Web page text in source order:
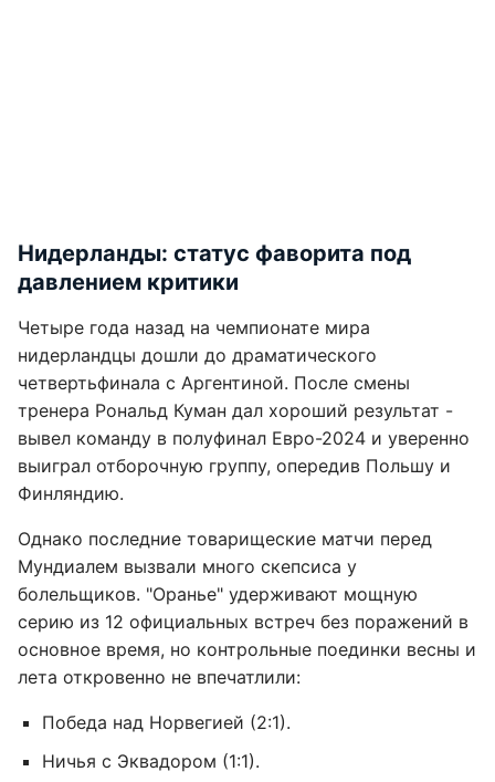
Нидерланды: статус фаворита под
давлением критики
Четыре года назад на чемпионате мира
нидерландцы дошли до драматического
четвертьфинала с Аргентиной. После смены
тренера Рональд Куман дал хороший результат -
вывел команду в полуфинал Евро-2024 и уверенно
выиграл отборочную группу, опередив Польшу и
Финляндию.
Однако последние товарищеские матчи перед
Мундиалем вызвали много скепсиса у
болельщиков. "Оранье" удерживают мощную
серию из 12 официальных встреч без поражений в
основное время, но контрольные поединки весны и
лета откровенно не впечатлили:
Победа над Норвегией (2:1).
Ничья с Эквадором (1:1).